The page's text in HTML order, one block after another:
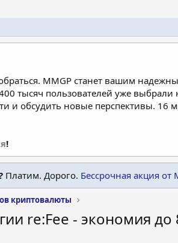
MMGP станет вашим
тысяч пользователей уже
и обсудить новые перспективы.
!
Платим. Дорого. Бессрочная акция
криптовалюты
re:Fee - экономия до